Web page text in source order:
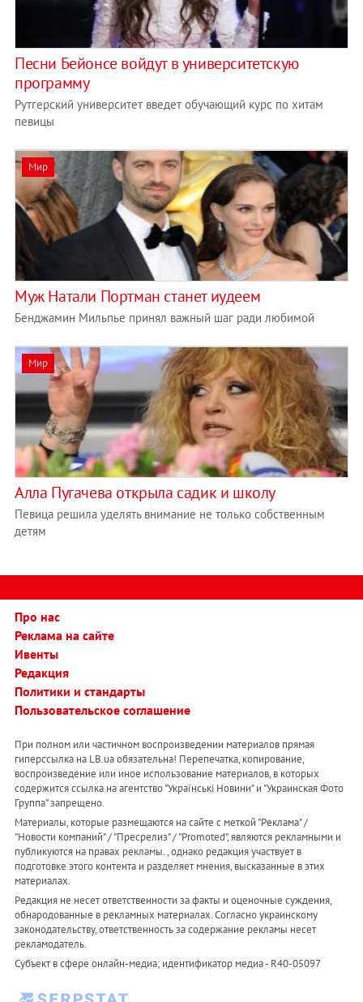
Песни Бейонсе войдут в университетскую
программу
Рутгерский университет введет обучающий курс по хитам
певицы
Мир
Муж Натали Портман станет иудеем
Бенджамин Мильпье принял важный шаг ради любимой
Мир
Алла Пугачева открыла садик и школу
Певица решила уделять внимание не только собственным
детям
Про нас
Реклама на сайте
Ивенты
Редакция
Политики и стандарты
Пользовательское соглашение
При полном или частичном воспроизведении материалов прямая
гиперссылка на LB.ua обязательна! Перепечатка, копирование,
воспроизведение или иное использование материалов, в которых
содержится ссылка на агентство "Українськi Новини" и "Украинская Фото
Группа" запрещено.
Материалы, которые размещаются на сайте с меткой "Реклама" /
"Новости компаний" / "Пресрелиз" / "Promoted", являются рекламными и
публикуются на правах рекламы. , однако редакция участвует в
подготовке этого контента и разделяет мнения, высказанные в этих
материалах.
Редакция не несет ответственности за факты и оценочные суждения,
обнародованные в рекламных материалах. Согласно украинскому
законодательству, ответственность за содержание рекламы несет
рекламодатель.
Субъект в сфере онлайн-медиа; идентификатор медиа - R40-05097